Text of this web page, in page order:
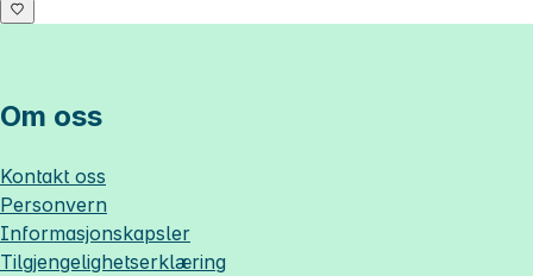
Om oss
Kontakt oss
Personvern
Informasjonskapsler
Tilgjengelighetserklæring